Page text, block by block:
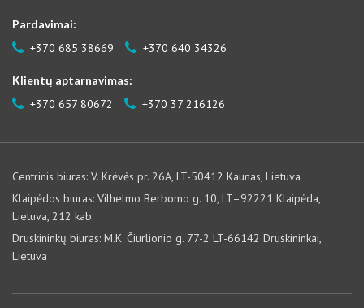
Pardavimai:
+370 685 38669 +370 640 34326
Klientų aptarnavimas:
+370 657 80672 +370 37 216126
Centrinis biuras: V. Krėvės pr. 26A, LT-50412 Kaunas, Lietuva
Klaipėdos biuras: Vilhelmo Berbomo g. 10, LT–92221 Klaipėda,
Lietuva, 212 kab.
Druskininkų biuras: M.K. Čiurlionio g. 77-2 LT-66142 Druskininkai,
Lietuva